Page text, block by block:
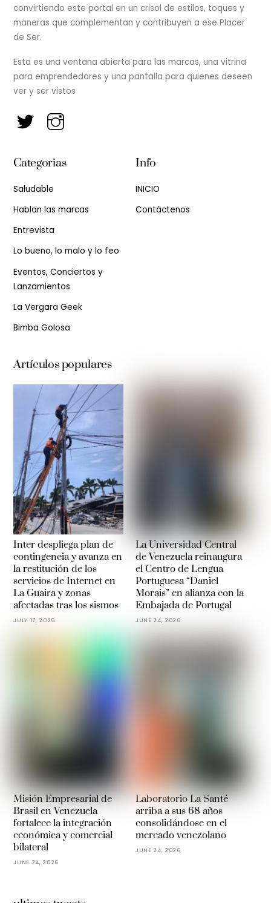
convirtiendo este portal en un crisol de estilos, toques y
maneras que complementan y contribuyen a ese Placer
de Ser.
Esta es una ventana abierta para las marcas, una vitrina
para emprendedores y una pantalla para quienes deseen
ver y ser vistos
Categorias
Saludable
Hablan las marcas
Entrevista
Lo bueno, lo malo y lo feo
Eventos, Conciertos y
Lanzamientos
La Vergara Geek
Bimba Golosa
Info
INICIO
Contáctenos
Artículos populares
Inter despliega plan de
contingencia y avanza en
la restitución de los
servicios de Internet en
La Guaira y zonas
afectadas tras los sismos
JULY 17, 2026
La Universidad Central
de Venezuela reinaugura
el Centro de Lengua
Portuguesa “Daniel
Morais” en alianza con la
Embajada de Portugal
JUNE 24, 2026
Misión Empresarial de
Brasil en Venezuela
fortalece la integración
económica y comercial
bilateral
JUNE 24, 2026
Laboratorio La Santé
arriba a sus 68 años
consolidándose en el
mercado venezolano
JUNE 24, 2026